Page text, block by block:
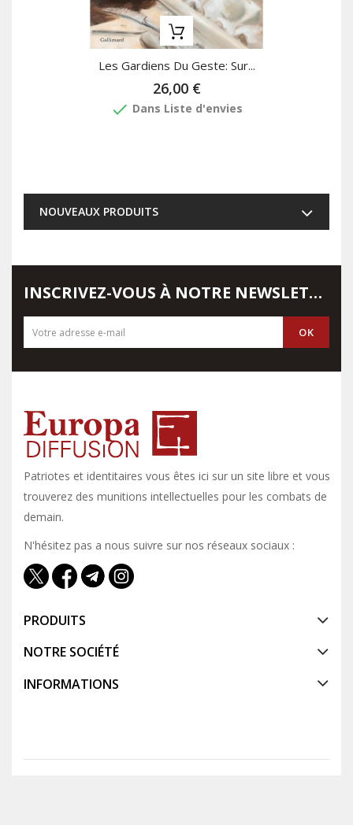
Les Gardiens Du Geste: Sur...
26,00 €
done Dans Liste d'envies
NOUVEAUX PRODUITS
INSCRIVEZ-VOUS À NOTRE NEWSLETTER
Patriotes et identitaires vous êtes ici sur un site libre et vous y
trouverez des munitions intellectuelles pour les combats de
demain.
N'hésitez pas a nous suivre sur nos réseaux sociaux :
PRODUITS
NOTRE SOCIÉTÉ
INFORMATIONS